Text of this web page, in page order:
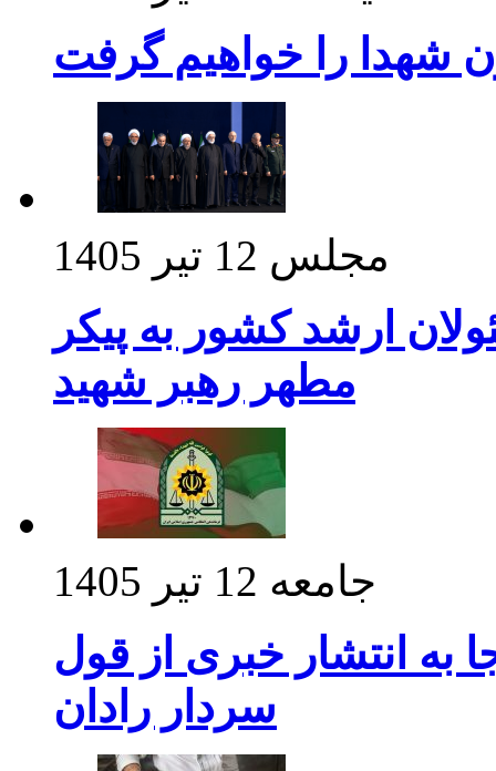
شهدا را خواهیم گرفت
مجلس 12 تیر 1405
ارشد کشور به پیکر
مطهر رهبر شهید
جامعه 12 تیر 1405
به انتشار خبری از قول
سردار رادان